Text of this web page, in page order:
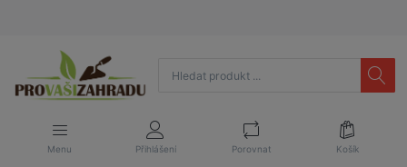
Menu Přihlášení Porovnat Košík